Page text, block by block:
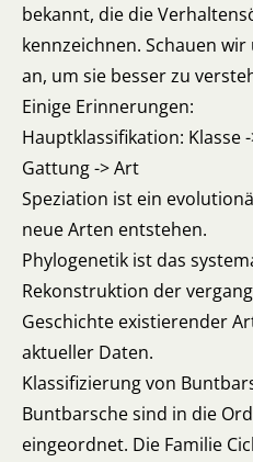
bekannt, die die
kennzeichnen. Schauen
an, um sie besser zu
Einige Erinnerungen:
Hauptklassifikation: Klasse
Gattung -> Art
Speziation ist ein
neue Arten entstehen.
Phylogenetik ist das
Rekonstruktion der
Geschichte existierender
aktueller Daten.
Klassifizierung von
Buntbarsche sind in die
eingeordnet. Die Familie